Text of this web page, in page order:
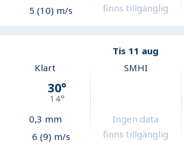
5 (10) m/s
finns tillgänglig
Tis 11 aug
Klart
30°
14°
0,3 mm
6 (9) m/s
SMHI
Ingen data
finns tillgänglig